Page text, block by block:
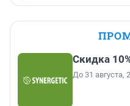
Скидка
До 31 августа,